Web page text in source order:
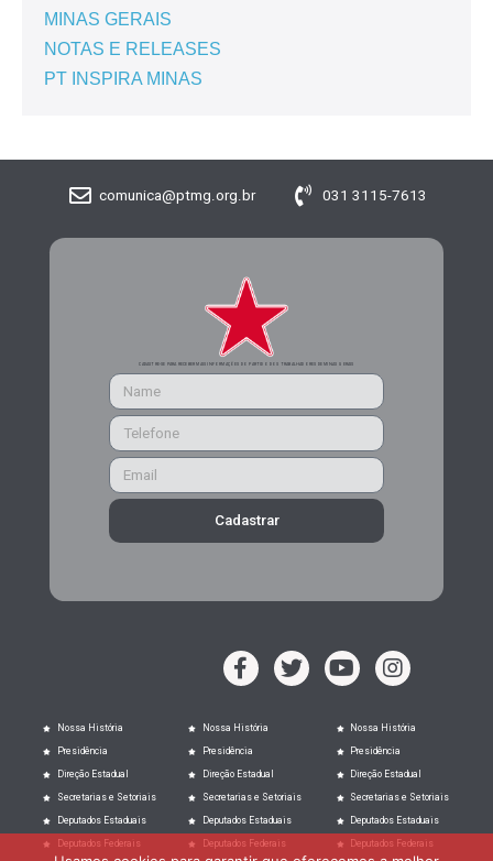
MINAS GERAIS
NOTAS E RELEASES
PT INSPIRA MINAS
comunica@ptmg.org.br 031 3115-7613
CADASTRE-SE PARA RECEBER MAIS INFORMAÇÕES DO PARTIDO DOS TRABALHADORES DE MINAS GERAIS
Cadastrar
Nossa História
Presidência
Direção Estadual
Secretarias e Setoriais
Deputados Estaduais
Deputados Federais
Nossa História
Presidência
Direção Estadual
Secretarias e Setoriais
Deputados Estaduais
Deputados Federais
Nossa História
Presidência
Direção Estadual
Secretarias e Setoriais
Deputados Estaduais
Deputados Federais